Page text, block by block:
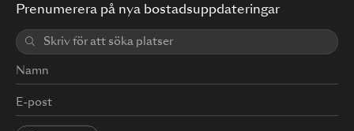
Prenumerera på nya bostadsuppdateringar